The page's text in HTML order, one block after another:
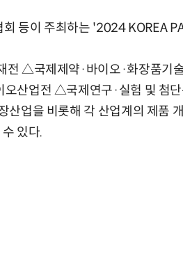
등이 주최하는 '2024 KOREA
전 △국제제약·바이오·화장품
산업전 △국제연구·실험 및 첨
산업을 비롯해 각 산업계의 제품
있다.